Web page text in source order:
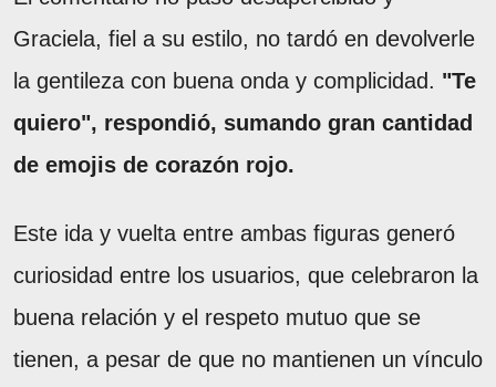
Graciela, fiel a su estilo, no tardó en devolverle
la gentileza con buena onda y complicidad. "Te
quiero", respondió, sumando gran cantidad
de emojis de corazón rojo.
Este ida y vuelta entre ambas figuras generó
curiosidad entre los usuarios, que celebraron la
buena relación y el respeto mutuo que se
tienen, a pesar de que no mantienen un vínculo